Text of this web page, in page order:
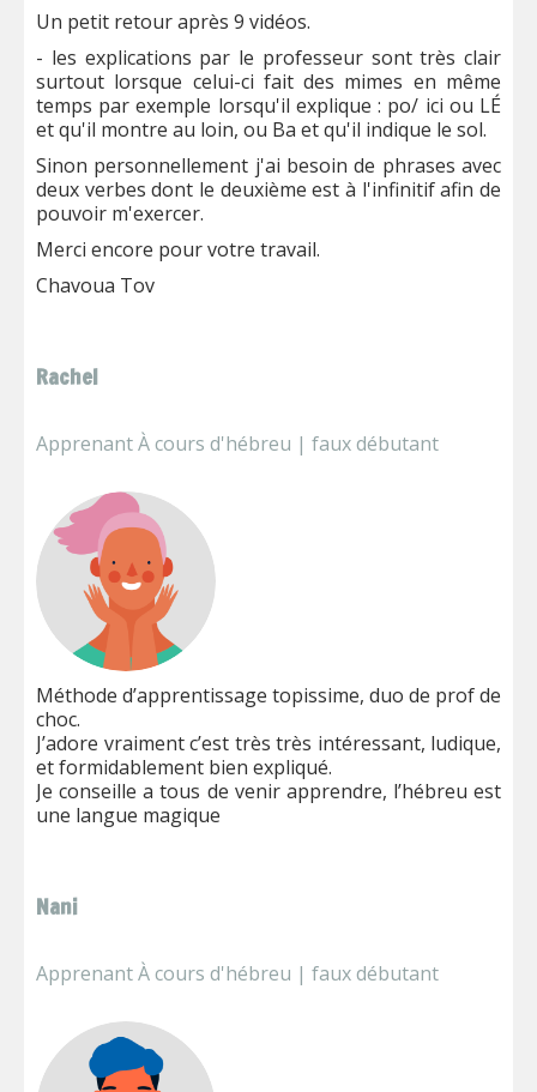
Un petit retour après 9 vidéos.
- les explications par le professeur sont très clair
surtout lorsque celui-ci fait des mimes en même
temps par exemple lorsqu'il explique : po/ ici ou LÉ
et qu'il montre au loin, ou Ba et qu'il indique le sol.
Sinon personnellement j'ai besoin de phrases avec
deux verbes dont le deuxième est à l'infinitif afin de
pouvoir m'exercer.
Merci encore pour votre travail.
Chavoua Tov
Rachel
Apprenant À cours d'hébreu | faux débutant
Méthode d’apprentissage topissime, duo de prof de
choc.
J’adore vraiment c’est très très intéressant, ludique,
et formidablement bien expliqué.
Je conseille a tous de venir apprendre, l’hébreu est
une langue magique
Nani
Apprenant À cours d'hébreu | faux débutant